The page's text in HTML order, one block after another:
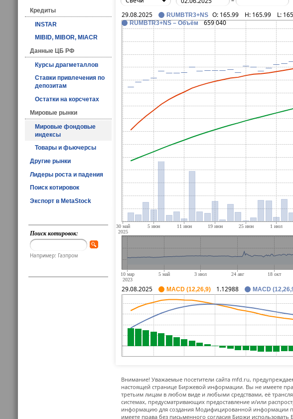
Кредиты
INSTAR
MIBID, MIBOR, MIACR
Данные ЦБ РФ
Курсы драгметаллов
Ставки привлечения по
депозитам
Остатки на корсчетах
Мировые рынки
Мировые фондовые
индексы
Товары и фьючерсы
Другие рынки
Лидеры роста и падения
Поиск котировок
Экспорт в MetaStock
Поиск котировок:
Например: Газпром
29.08.2025 RUMBTR3+NS O: 165.99 H: 165.99 L:
RUMBTR3+NS – Объём 659 040
29.08.2025 MACD (12,26,9) 1.12988 MACD
Внимание! Уважаемые посетители сайта mfd.ru,
настоящей странице Биржевой информации. Вы не имеете
третьим лицам в любом виде и любыми средствами, её
системах, предусматривающих предоставление и/или
информацию для создания Модифицированной информации
имеете права без письменного согласия Биржи